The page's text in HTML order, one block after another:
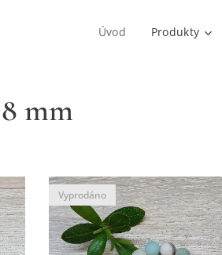
Úvod Produkty
8 mm
Vyprodáno